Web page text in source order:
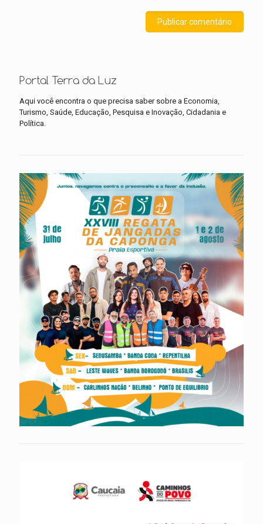
Portal Terra da Luz
Aqui você encontra o que precisa saber sobre a Economia,
Turismo, Saúde, Educação, Pesquisa e Inovação, Cidadania e
Política.